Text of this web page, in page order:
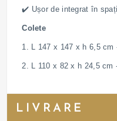
✔️ Ușor de integrat în
Colete
1. L 147 x 147 x h 6,5 cm
2. L 110 x 82 x h 24,5 cm
LIVRARE